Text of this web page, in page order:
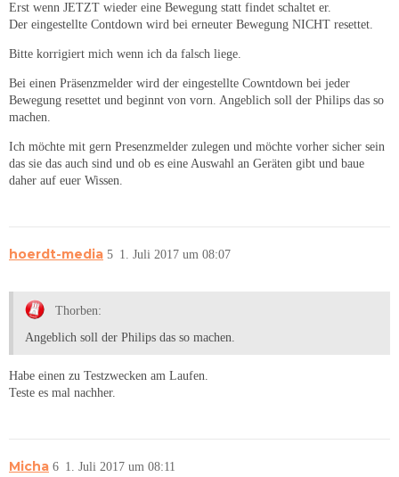
Erst wenn JETZT wieder eine Bewegung statt findet schaltet er.
Der eingestellte Contdown wird bei erneuter Bewegung NICHT resettet.
Bitte korrigiert mich wenn ich da falsch liege.
Bei einen Präsenzmelder wird der eingestellte Cowntdown bei jeder
Bewegung resettet und beginnt von vorn. Angeblich soll der Philips das so
machen.
Ich möchte mit gern Presenzmelder zulegen und möchte vorher sicher sein
das sie das auch sind und ob es eine Auswahl an Geräten gibt und baue
daher auf euer Wissen.
hoerdt-media 1. Juli 2017 um 08:07
5
Thorben:
Angeblich soll der Philips das so machen.
Habe einen zu Testzwecken am Laufen.
Teste es mal nachher.
Micha 1. Juli 2017 um 08:11
6